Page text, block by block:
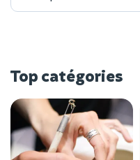
Top catégories